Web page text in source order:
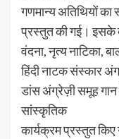
गणमान्य अतिथियों का
प्रस्तुत की गई। इसके
वंदना, नृत्य नाटिका,
हिंदी नाटक संस्कार
डांस अंग्रेज़ी समूह
सांस्कृतिक
कार्यक्रम प्रस्तुत